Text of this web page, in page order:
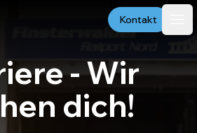
Kontakt
- Wir
dich!